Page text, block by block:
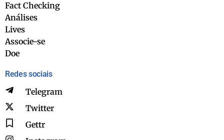
Fact Checking
Análises
Lives
Associe-se
Doe
Redes sociais
Telegram
Twitter
Gettr